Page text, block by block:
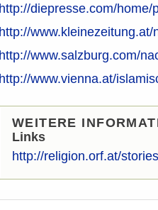
http://diepresse.com/
http://
http://www.salzburg.com/
http://www.vienna.at/
WEITERE
Links
http://religion.orf.at/